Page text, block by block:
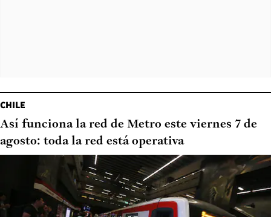
CHILE
Así funciona la red de Metro este viernes 7 de
agosto: toda la red está operativa